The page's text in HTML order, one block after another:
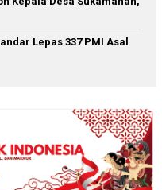
Lepas 337 PMI Asal